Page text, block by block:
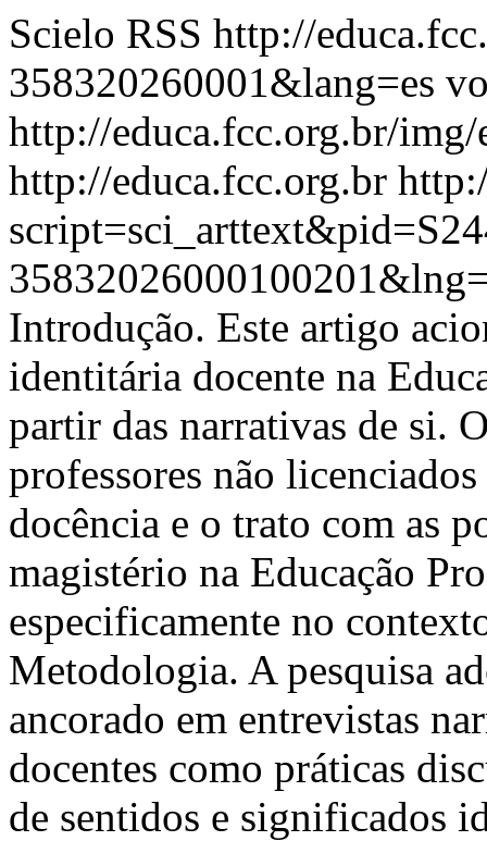
Scielo RSS http://
358320260001&lang=es
http://educa.fcc.org.br/
http://educa.fcc.org.br
Introdução. Este artigo
identitária docente na
partir das narrativas de si.
professores não
docência e o trato com as
magistério na Educação
especificamente no
Metodologia. A pesquisa
ancorado em entrevistas
docentes como práticas
de sentidos e significados